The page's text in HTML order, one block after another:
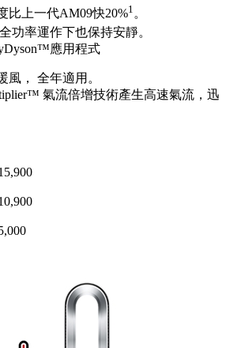
比上一代AM09快20%1 。
全功率運作下也保持安靜。
應用程式
風， 全年適用。
氣流倍增技術產生高速氣流，迅